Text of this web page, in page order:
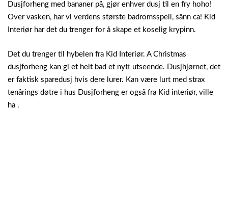
Dusjforheng med bananer på, gjør enhver dusj til en fry hoho!
Over vasken, har vi verdens største badromsspeil, sånn ca! Kid
Interiør har det du trenger for å skape et koselig krypinn.
Det du trenger til hybelen fra Kid Interiør. A Christmas
dusjforheng kan gi et helt bad et nytt utseende. Dusjhjørnet, det
er faktisk sparedusj hvis dere lurer. Kan være lurt med strax
tenårings døtre i hus Dusjforheng er også fra Kid interiør, ville
ha .